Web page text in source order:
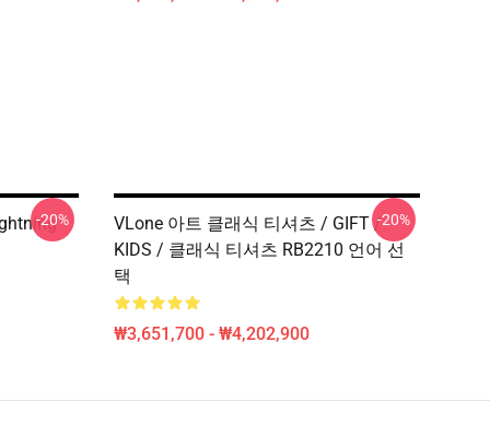
-20%
VLone 아트 클래식 티셔츠 / GIFT /
KIDS / 클래식 티셔츠 RB2210 언어 선
택
₩3,651,700 - ₩4,202,900
-20%